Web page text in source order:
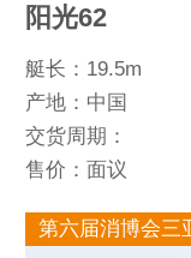
阳光62
艇长：19.5m
产地：中国
交货周期：
售价：面议
第六届消博会三